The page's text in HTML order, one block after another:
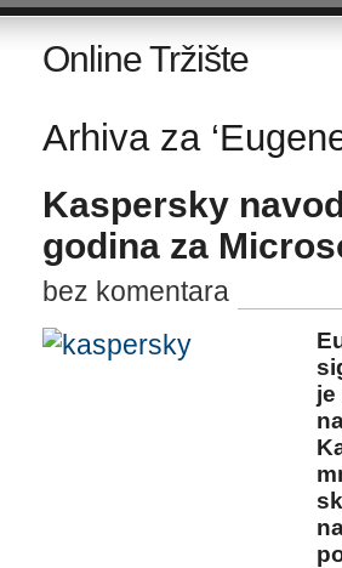
Online Tržište
Arhiva za
Kaspersky
godina za
bez komentara
je